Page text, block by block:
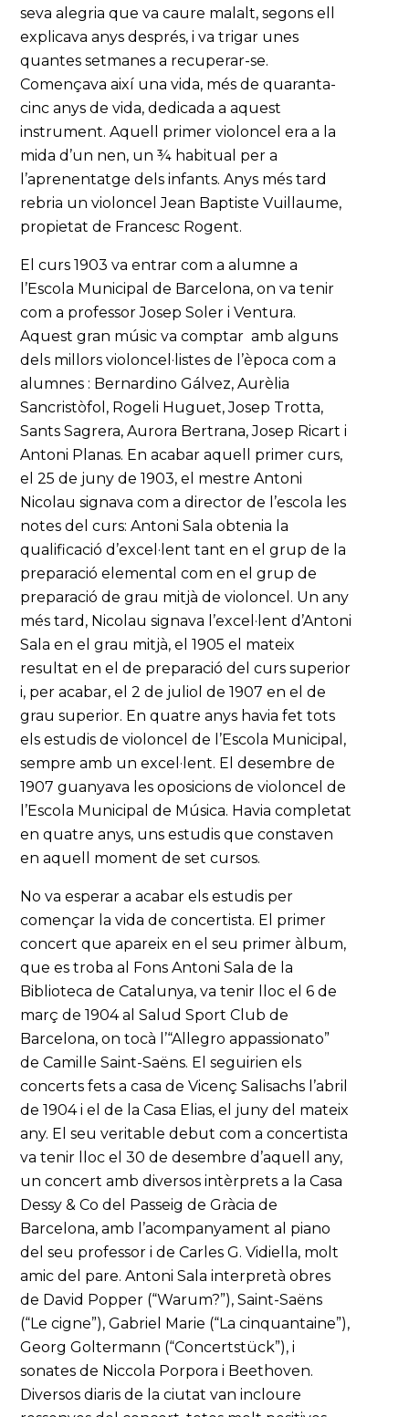
seva alegria que va caure malalt, segons ell
explicava anys després, i va trigar unes
quantes setmanes a recuperar-se.
Començava així una vida, més de quaranta-
cinc anys de vida, dedicada a aquest
instrument. Aquell primer violoncel era a la
mida d’un nen, un ¾ habitual per a
l’aprenentatge dels infants. Anys més tard
rebria un violoncel Jean Baptiste Vuillaume,
propietat de Francesc Rogent.
El curs 1903 va entrar com a alumne a
l’Escola Municipal de Barcelona, on va tenir
com a professor Josep Soler i Ventura.
Aquest gran músic va comptar amb alguns
dels millors violoncel·listes de l’època com a
alumnes : Bernardino Gálvez, Aurèlia
Sancristòfol, Rogeli Huguet, Josep Trotta,
Sants Sagrera, Aurora Bertrana, Josep Ricart i
Antoni Planas. En acabar aquell primer curs,
el 25 de juny de 1903, el mestre Antoni
Nicolau signava com a director de l’escola les
notes del curs: Antoni Sala obtenia la
qualificació d’excel·lent tant en el grup de la
preparació elemental com en el grup de
preparació de grau mitjà de violoncel. Un any
més tard, Nicolau signava l’excel·lent d’Antoni
Sala en el grau mitjà, el 1905 el mateix
resultat en el de preparació del curs superior
i, per acabar, el 2 de juliol de 1907 en el de
grau superior. En quatre anys havia fet tots
els estudis de violoncel de l’Escola Municipal,
sempre amb un excel·lent. El desembre de
1907 guanyava les oposicions de violoncel de
l’Escola Municipal de Música. Havia completat
en quatre anys, uns estudis que constaven
en aquell moment de set cursos.
No va esperar a acabar els estudis per
començar la vida de concertista. El primer
concert que apareix en el seu primer àlbum,
que es troba al Fons Antoni Sala de la
Biblioteca de Catalunya, va tenir lloc el 6 de
març de 1904 al Salud Sport Club de
Barcelona, on tocà l’“Allegro appassionato”
de Camille Saint-Saëns. El seguirien els
concerts fets a casa de Vicenç Salisachs l’abril
de 1904 i el de la Casa Elias, el juny del mateix
any. El seu veritable debut com a concertista
va tenir lloc el 30 de desembre d’aquell any,
un concert amb diversos intèrprets a la Casa
Dessy & Co del Passeig de Gràcia de
Barcelona, amb l’acompanyament al piano
del seu professor i de Carles G. Vidiella, molt
amic del pare. Antoni Sala interpretà obres
de David Popper (“Warum?”), Saint-Saëns
(“Le cigne”), Gabriel Marie (“La cinquantaine”),
Georg Goltermann (“Concertstück”), i
sonates de Niccola Porpora i Beethoven.
Diversos diaris de la ciutat van incloure